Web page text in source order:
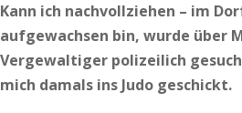
Kann ich nachvollziehen – im
aufgewachsen bin, wurde über
Vergewaltiger polizeilich
mich damals ins Judo geschickt.